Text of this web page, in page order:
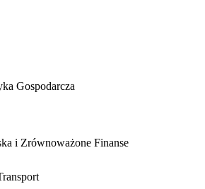
Gospodarcza
i Zrównoważone Finanse